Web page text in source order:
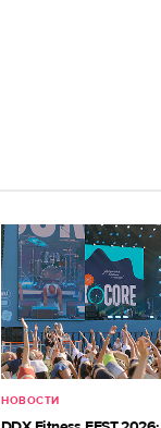
НОВОСТИ